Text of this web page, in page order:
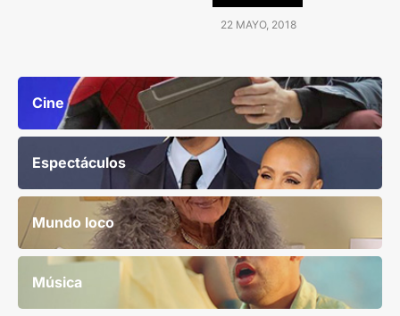
22 MAYO, 2018
Cine
Espectáculos
Mundo loco
Música